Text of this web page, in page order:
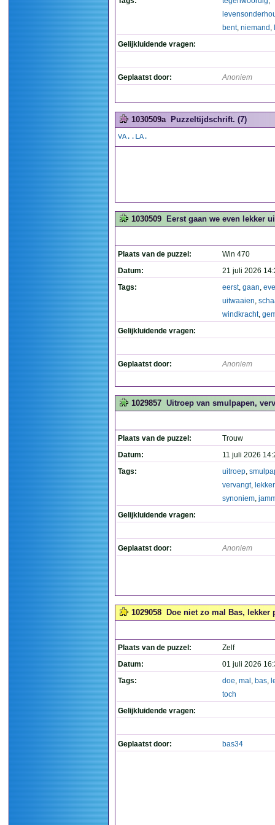
bent, niemand ,
Gelijkluidende vragen:
Geplaatst door: Anoniem
1030509a Puzzeltijdschrift. (7)
VA..LA.
1030509 Eerst gaan we even lekker
Plaats van de puzzel:
Win 470
Datum:
21 juli 2026
Tags:
eerst, gaan,
uitwaaien,
windkracht,
Gelijkluidende vragen:
Geplaatst door: Anoniem
1029857 Uitroep van smulpapen,
Plaats van de puzzel:
Trouw
Datum:
11 juli 2026
Tags:
uitroep,
vervangt, lekker
synoniem,
Gelijkluidende vragen:
Geplaatst door: Anoniem
1029058 Doe niet zo mal Bas, lekker
Plaats van de puzzel:
Zelf
Datum:
01 juli 2026
Tags:
doe, mal , bas,
toch
Gelijkluidende vragen:
Geplaatst door: bas34